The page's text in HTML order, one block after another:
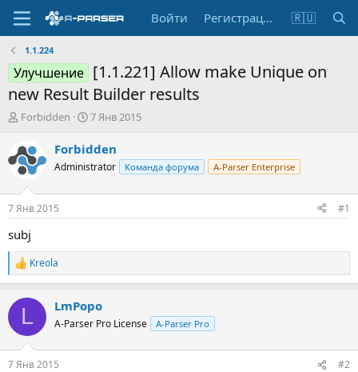
Войти Регистрация 🇷🇺
1.1.224
Улучшение [1.1.221] Allow make Unique on
new Result Builder results
А
т
о
р
т
е
м
ы
Forbidden
Д
т
н
а
7 Янв 2015
Forbidden
Administrator Команда форума A-Parser Enterprise
7 Янв 2015 #1
subj
Р
е
к
и
Kreola
L LmPopo
A-Parser Pro License A-Parser Pro
7 Янв 2015 #2